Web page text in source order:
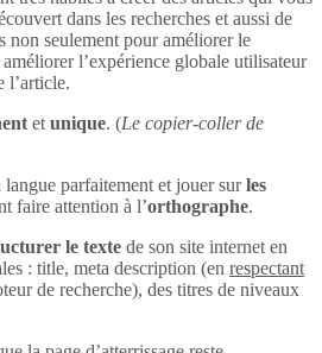
dans les recherches et aussi de
non seulement pour améliorer le
l’expérience globale utilisateur
l’article.
et unique. (Le copier-coller de
parfaitement et jouer surles
faire attention à l’orthographe.
le texte de son site internet en
: title, meta description (en respectant
de recherche), des titres de niveaux